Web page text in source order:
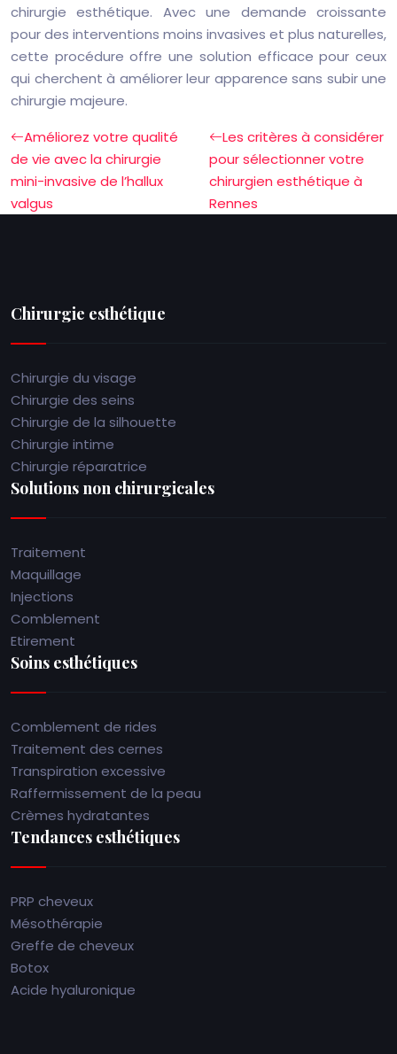
chirurgie esthétique. Avec une demande croissante
pour des interventions moins invasives et plus naturelles,
cette procédure offre une solution efficace pour ceux
qui cherchent à améliorer leur apparence sans subir une
chirurgie majeure.
Améliorez votre qualité
de vie avec la chirurgie
mini-invasive de l’hallux
valgus
Les critères à considérer
pour sélectionner votre
chirurgien esthétique à
Rennes
Chirurgie esthétique
Chirurgie du visage
Chirurgie des seins
Chirurgie de la silhouette
Chirurgie intime
Chirurgie réparatrice
Solutions non chirurgicales
Traitement
Maquillage
Injections
Comblement
Etirement
Soins esthétiques
Comblement de rides
Traitement des cernes
Transpiration excessive
Raffermissement de la peau
Crèmes hydratantes
Tendances esthétiques
PRP cheveux
Mésothérapie
Greffe de cheveux
Botox
Acide hyaluronique